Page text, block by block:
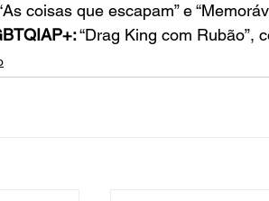
coisas que escapam” e
“Drag King com Rubão”,